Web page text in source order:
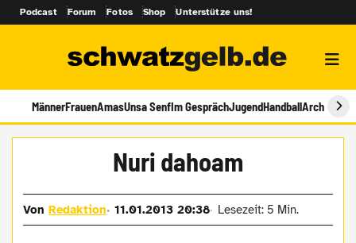
Podcast Forum Fotos Shop Unterstütze uns!
MännerFrauenAmasUnsa SenfIm GesprächJugendHandballArchiv
Nuri dahoam
VonRedaktion 11.01.2013 20:38 Lesezeit: 5 Min.